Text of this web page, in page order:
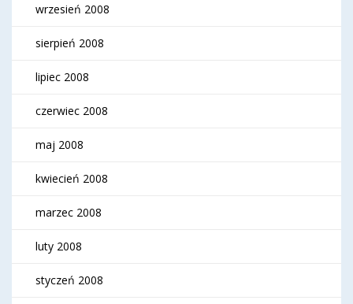
wrzesień 2008
sierpień 2008
lipiec 2008
czerwiec 2008
maj 2008
kwiecień 2008
marzec 2008
luty 2008
styczeń 2008